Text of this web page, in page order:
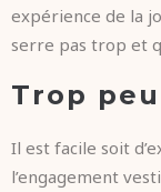
expérience de la
serre pas trop et
Trop
Il est facile soit
l’engagement